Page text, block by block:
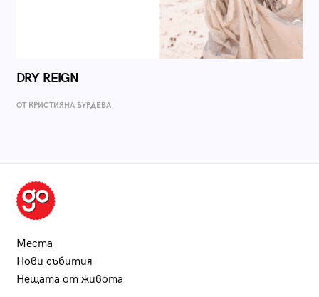
DRY REIGN
ОТ КРИСТИЯНА БУРДЕВА
Места
Нови събития
Нещата от живота